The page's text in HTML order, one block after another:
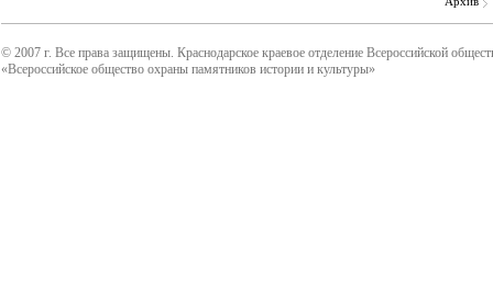
© 2007 г. Все права защищены. Краснодарское краевое отделение Всероссийской
«Всероссийское общество охраны памятников истории и культуры»